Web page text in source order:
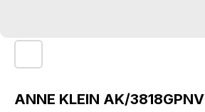
ANNE KLEIN AK/3818GPNV